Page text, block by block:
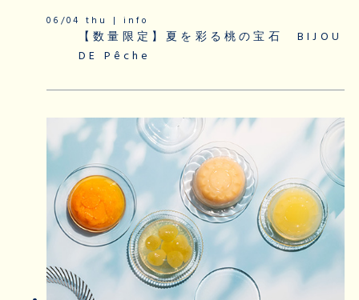
06/04 thu | info
【数量限定】夏を彩る桃の宝石 BIJOU
DE Pêche